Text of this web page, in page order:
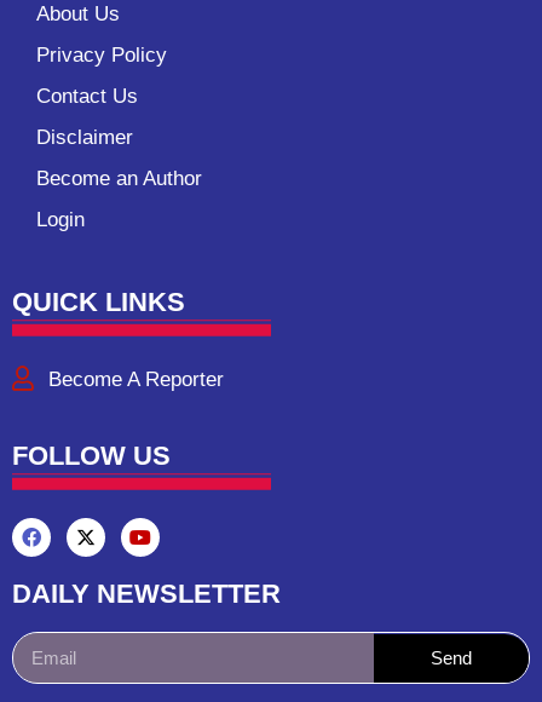
About Us
Privacy Policy
Contact Us
Disclaimer
Become an Author
Login
QUICK LINKS
Become A Reporter
FOLLOW US
DAILY NEWSLETTER
Send